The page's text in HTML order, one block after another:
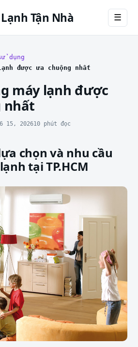
Tận Nhà ☰
dụng
được ưa chuộng nhất
máy lạnh được
nhất
15, 202610 phút đọc
chọn và nhu cầu
tại TP.HCM